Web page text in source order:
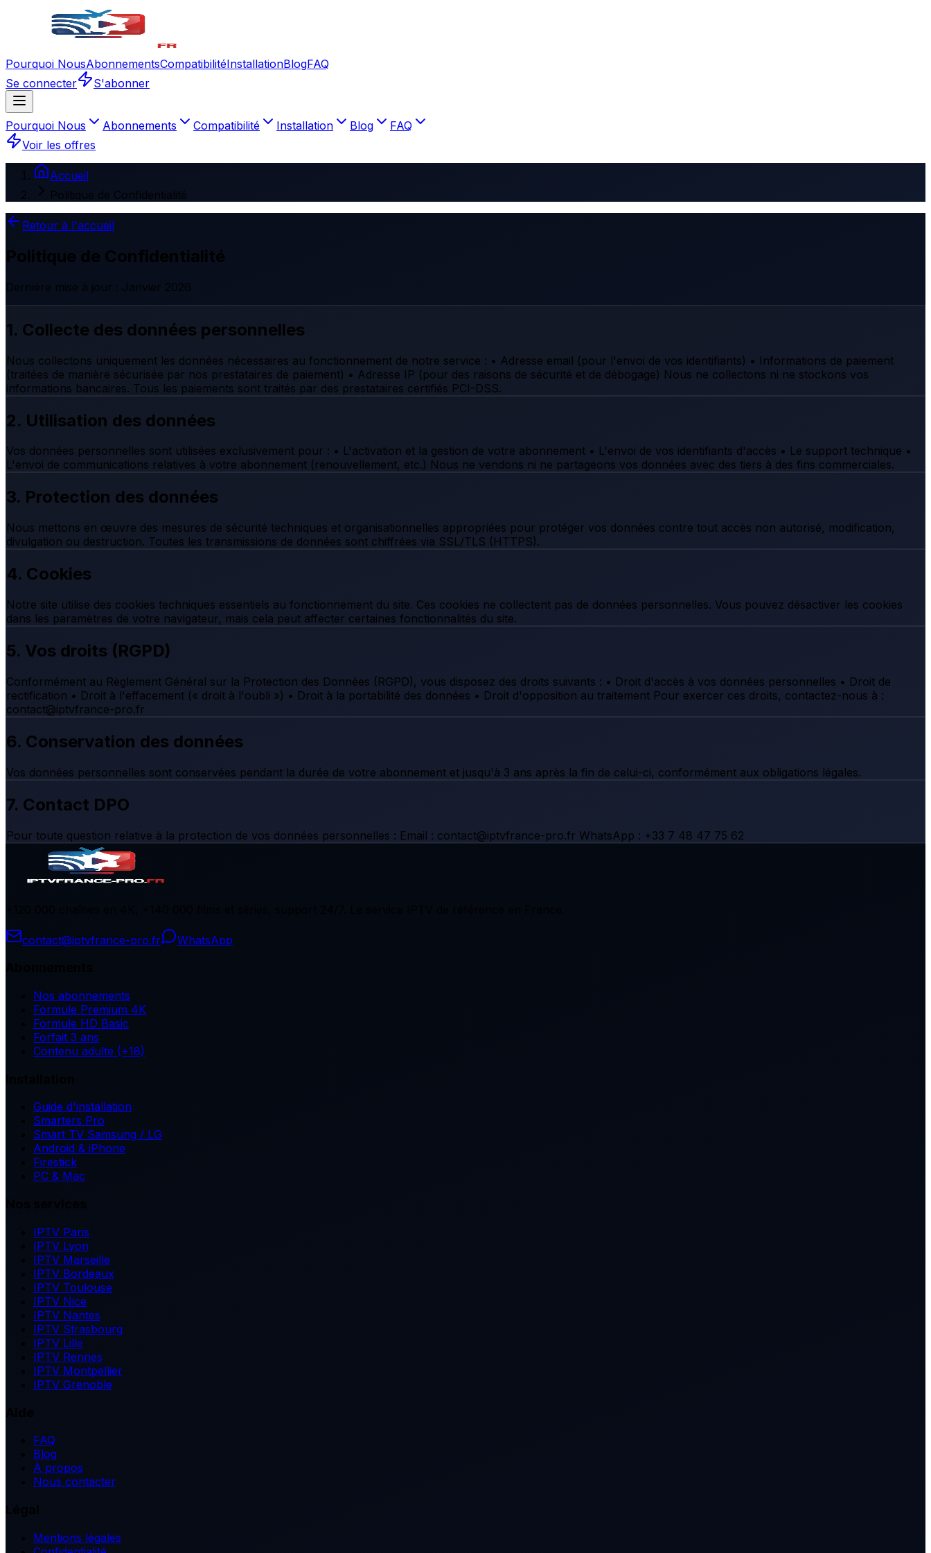
Pourquoi NousAbonnementsCompatibilitéInstallationBlogFAQ
Se connecter
S'abonner
Pourquoi Nous Abonnements Compatibilité Installation Blog
FAQ
Voir les offres
Accueil
Politique de Confidentialité
Retour à l'accueil
Politique de Confidentialité
Dernière mise à jour : Janvier 2026
1. Collecte des données personnelles
Nous collectons uniquement les données nécessaires au fonctionnement de notre service : • Adresse email (pour l'envoi de vos identifiants) • Informations de paiement
(traitées de manière sécurisée par nos prestataires de paiement) • Adresse IP (pour des raisons de sécurité et de débogage) Nous ne collectons ni ne stockons vos
informations bancaires. Tous les paiements sont traités par des prestataires certifiés PCI-DSS.
2. Utilisation des données
Vos données personnelles sont utilisées exclusivement pour : • L'activation et la gestion de votre abonnement • L'envoi de vos identifiants d'accès • Le support technique •
L'envoi de communications relatives à votre abonnement (renouvellement, etc.) Nous ne vendons ni ne partageons vos données avec des tiers à des fins commerciales.
3. Protection des données
Nous mettons en œuvre des mesures de sécurité techniques et organisationnelles appropriées pour protéger vos données contre tout accès non autorisé, modification,
divulgation ou destruction. Toutes les transmissions de données sont chiffrées via SSL/TLS (HTTPS).
4. Cookies
Notre site utilise des cookies techniques essentiels au fonctionnement du site. Ces cookies ne collectent pas de données personnelles. Vous pouvez désactiver les cookies
dans les paramètres de votre navigateur, mais cela peut affecter certaines fonctionnalités du site.
5. Vos droits (RGPD)
Conformément au Règlement Général sur la Protection des Données (RGPD), vous disposez des droits suivants : • Droit d'accès à vos données personnelles • Droit de
rectification • Droit à l'effacement (« droit à l'oubli ») • Droit à la portabilité des données • Droit d'opposition au traitement Pour exercer ces droits, contactez-nous à :
contact@iptvfrance-pro.fr
6. Conservation des données
Vos données personnelles sont conservées pendant la durée de votre abonnement et jusqu'à 3 ans après la fin de celui-ci, conformément aux obligations légales.
7. Contact DPO
Pour toute question relative à la protection de vos données personnelles : Email : contact@iptvfrance-pro.fr WhatsApp : +33 7 48 47 75 62
contact@iptvfrance-pro.fr WhatsApp
Nos abonnements
Formule Premium 4K
Formule HD Basic
Forfait 3 ans
Contenu adulte (+18)
Guide d'installation
Smarters Pro
Smart TV Samsung / LG
Android & iPhone
Firestick
PC & Mac
IPTV Paris
IPTV Lyon
IPTV Marseille
IPTV Bordeaux
IPTV Toulouse
IPTV Nice
IPTV Nantes
IPTV Strasbourg
IPTV Lille
IPTV Rennes
IPTV Montpellier
IPTV Grenoble
FAQ
Blog
À propos
Nous contacter
Mentions légales